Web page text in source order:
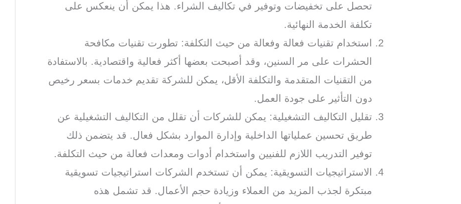
تحصل على تخفيضات وتوفير في تكاليف الشراء. هذا يمكن أن ينعكس على
تكلفة الخدمة النهائية.
استخدام تقنيات فعالة وفعالة من حيث التكلفة: تطورت تقنيات مكافحة
الحشرات على مر السنين، وقد أصبحت بعضها أكثر فعالية واقتصادية. بالاستفادة
من التقنيات المتقدمة والتكلفة الأقل، يمكن للشركة تقديم خدمات بسعر رخيص
دون التأثير على جودة العمل.
تقليل التكاليف التشغيلية: يمكن للشركات أن تقلل من التكاليف التشغيلية عن
طريق تحسين عملياتها الداخلية وإدارة الموارد بشكل فعال. قد يتضمن ذلك
توفير التدريب اللازم للفنيين واستخدام أدوات ومعدات فعالة من حيث التكلفة.
الاستراتيجيات التسويقية: يمكن أن تستخدم الشركات استراتيجيات تسويقية
مبتكرة لجذب المزيد من العملاء وزيادة حجم الأعمال. قد تشمل هذه